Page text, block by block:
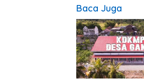
Baca Juga